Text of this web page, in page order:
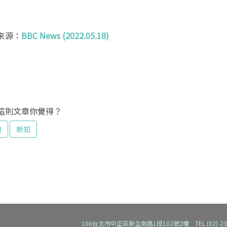
源： BBC News (2022.05.18)
則文章你覺得？
新知
100台北市中正區新生南路1段102號2樓 TEL (02)-